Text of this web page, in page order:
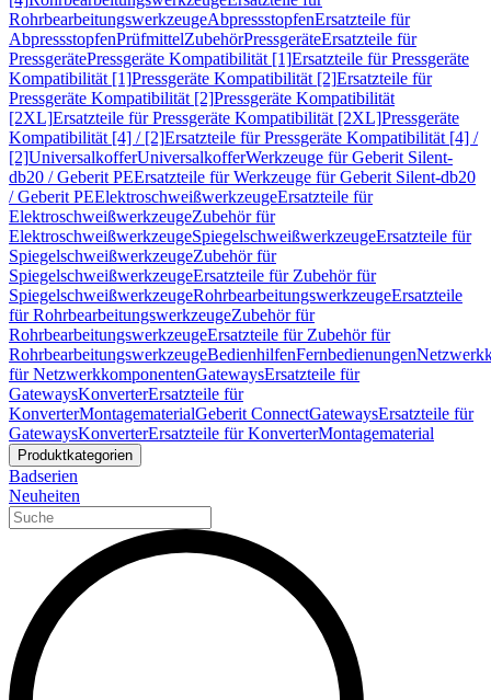
RohrbearbeitungswerkzeugeAbpressstopfenErsatzteile für
AbpressstopfenPrüfmittelZubehörPressgeräteErsatzteile für
PressgerätePressgeräte Kompatibilität [1]Ersatzteile für Pressgeräte
Kompatibilität [1]Pressgeräte Kompatibilität [2]Ersatzteile für
Pressgeräte Kompatibilität [2]Pressgeräte Kompatibilität
[2XL]Ersatzteile für Pressgeräte Kompatibilität [2XL]Pressgeräte
Kompatibilität [4] / [2]Ersatzteile für Pressgeräte Kompatibilität [4] /
[2]UniversalkofferUniversalkofferWerkzeuge für Geberit Silent-
db20 / Geberit PEErsatzteile für Werkzeuge für Geberit Silent-db20
/ Geberit PEElektroschweißwerkzeugeErsatzteile für
ElektroschweißwerkzeugeZubehör für
ElektroschweißwerkzeugeSpiegelschweißwerkzeugeErsatzteile für
SpiegelschweißwerkzeugeZubehör für
SpiegelschweißwerkzeugeErsatzteile für Zubehör für
SpiegelschweißwerkzeugeRohrbearbeitungswerkzeugeErsatzteile
für RohrbearbeitungswerkzeugeZubehör für
RohrbearbeitungswerkzeugeErsatzteile für Zubehör für
RohrbearbeitungswerkzeugeBedienhilfenFernbedienungen
für NetzwerkkomponentenGatewaysErsatzteile für
GatewaysKonverterErsatzteile für
KonverterMontagematerialGeberit ConnectGatewaysErsatzteile für
GatewaysKonverterErsatzteile für KonverterMontagematerial
Produktkategorien
Badserien
Neuheiten